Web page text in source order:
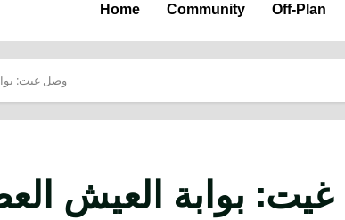
Home Community Off-Plan
وصل غيت:
بوابة العيش